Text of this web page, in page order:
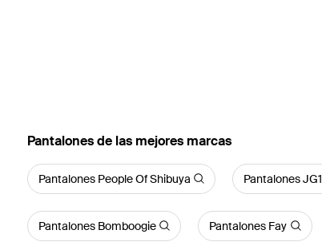
Pantalones de las mejores marcas
Pantalones People Of Shibuya Pantalones JG1
Pantalones Bomboogie Pantalones Fay